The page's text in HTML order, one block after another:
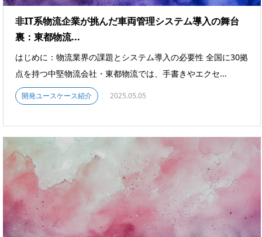
非IT系物流企業が挑んだ車両管理システム導入の舞台
裏：東都物流...
はじめに：物流業界の課題とシステム導入の必要性 全国に30拠
点を持つ中堅物流会社・東都物流では、手書きやエクセ...
開発ユースケース紹介 2025.05.05